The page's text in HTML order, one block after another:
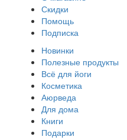
Скидки
Помощь
Подписка
Новинки
Полезные продукты
Всё для йоги
Косметика
Аюрведа
Для дома
Книги
Подарки